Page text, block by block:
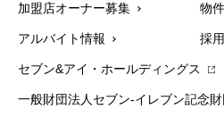
加盟店オーナー募集 物
アルバイト情報 採
セブン&アイ・ホールディングス
一般財団法人セブン-イレブン記念財